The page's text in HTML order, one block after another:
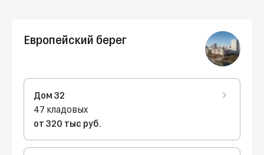
Европейский берег
Дом 32
47 кладовых
от 320 тыс руб.